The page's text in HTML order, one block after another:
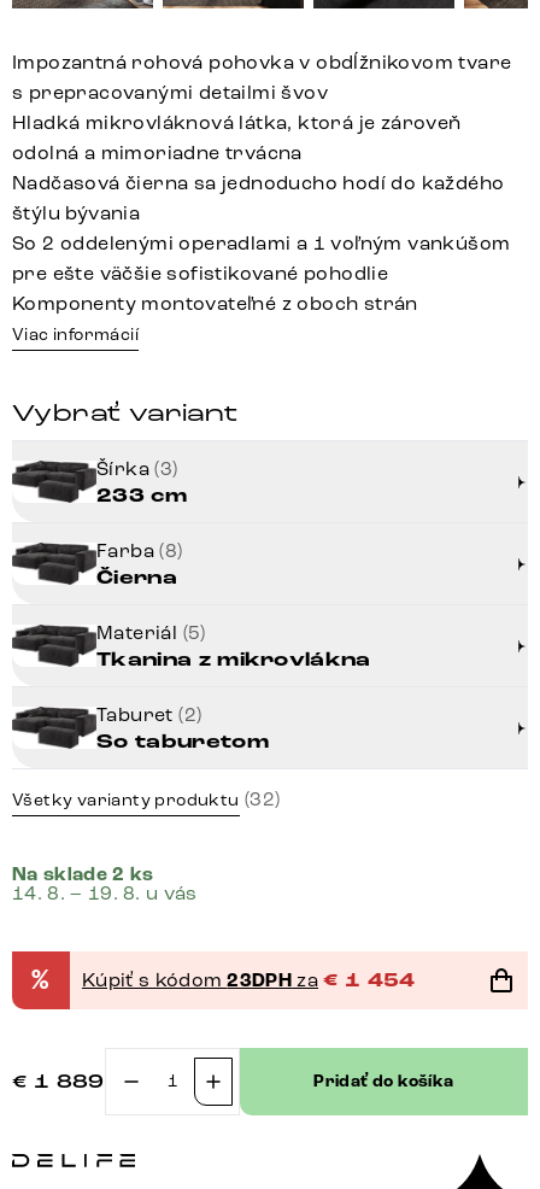
Impozantná rohová pohovka v obdĺžnikovom tvare
s prepracovanými detailmi švov
Hladká mikrovláknová látka, ktorá je zároveň
odolná a mimoriadne trvácna
Nadčasová čierna sa jednoducho hodí do každého
štýlu bývania
So 2 oddelenými operadlami a 1 voľným vankúšom
pre ešte väčšie sofistikované pohodlie
Komponenty montovateľné z oboch strán
Viac informácií
Vybrať variant
Šírka(3)
233 cm
Farba(8)
Čierna
Materiál (5)
Tkanina z mikrovlákna
Taburet(2)
So taburetom
Všetky varianty produktu (32)
Na sklade 2 ks
14. 8. – 19. 8. u vás
% Kúpiť s kódom23DPH za € 1 454
€ 1 889
množstvo
pohovka
Pridať do košíka